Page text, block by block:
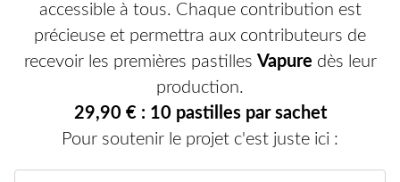
accessible à tous. Chaque contribution est
précieuse et permettra aux contributeurs de
recevoir les premières pastilles Vapure dès leur
production.
29,90 € : 10 pastilles par sachet
Pour soutenir le projet c'est juste ici :